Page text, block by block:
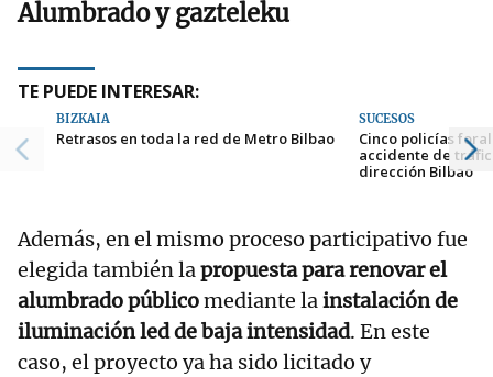
Alumbrado y gazteleku
TE PUEDE INTERESAR:
BIZKAIA
Retrasos en toda la red de Metro Bilbao
SUCESOS
Cinco policías
accidente de
dirección Bilbao
Además, en el mismo proceso participativo fue
elegida también lapropuesta para renovar el
alumbrado públicomediante lainstalación de
iluminación led de baja intensidad. En este
caso, el proyecto ya ha sido licitado y